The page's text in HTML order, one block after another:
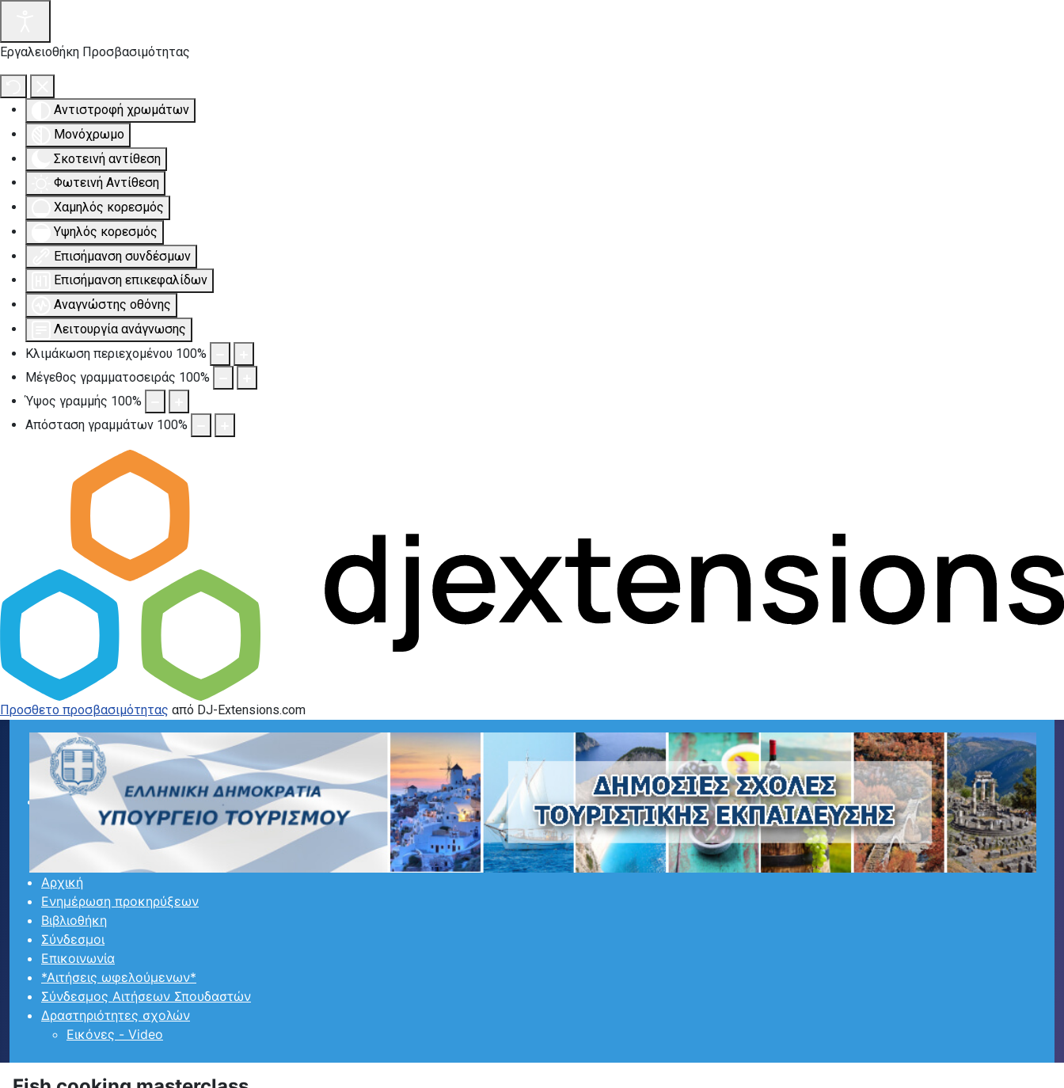
Εργαλειοθήκη Προσβασιμότητας
Αντιστροφή χρωμάτων
Μονόχρωμο
Σκοτεινή αντίθεση
Φωτεινή Αντίθεση
Χαμηλός κορεσμός
Υψηλός κορεσμός
Επισήμανση συνδέσμων
Επισήμανση επικεφαλίδων
Αναγνώστης οθόνης
Λειτουργία ανάγνωσης
Κλιμάκωση περιεχομένου 100%
Μέγεθος γραμματοσειράς 100%
Ύψος γραμμής 100%
Απόσταση γραμμάτων 100%
Προσθετο προσβασιμότητας από DJ-Extensions.com
Αρχική
Ενημέρωση προκηρύξεων
Βιβλιοθήκη
Σύνδεσμοι
Επικοινωνία
*Αιτήσεις ωφελούμενων*
Σύνδεσμος Αιτήσεων Σπουδαστών
Δραστηριότητες σχολών
Εικόνες - Video